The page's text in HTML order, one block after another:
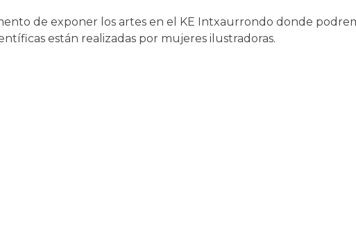
de exponer los artes en el KE Intxaurrondo donde
están realizadas por mujeres ilustradoras.